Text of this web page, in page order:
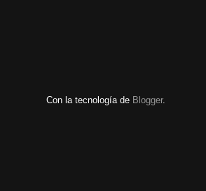
Con la tecnología de Blogger.